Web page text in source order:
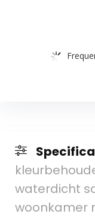
waterdicht
woonkamer